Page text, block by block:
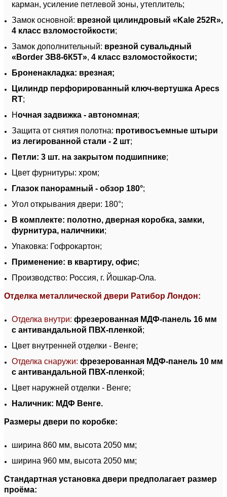
карман, усиление петлевой зоны, утеплитель;
Замок основной: врезной цилиндровый «Kale 252R»,
4 класс взломостойкости;
Замок дополнительный: врезной сувальдный
«Border ЗВ8-6К5Т», 4 класс взломостойкости;
Броненакладка: врезная;
Цилиндр перфорированный ключ-вертушка Apecs
RT;
Ночная задвижка - автономная;
Защита от снятия полотна: противосъемные штыри
из легированной стали - 2 шт;
Петли: 3 шт. на закрытом подшипнике;
Цвет фурнитуры: хром;
Глазок панорамный - обзор 180°;
Угол открывания двери: 180°;
В комплекте: полотно, дверная коробка, замки,
фурнитура, наличники;
Упаковка: Гофрокартон;
Применение: в квартиру, офис;
Производство: Россия, г. Йошкар-Ола.
Отделка металлической двери Ратибор Лондон:
Отделка внутри: фрезерованная МДФ-панель 16 мм
с антивандальной ПВХ-пленкой;
Цвет внутренней отделки - Венге;
Отделка снаружи: фрезерованная МДФ-панель 10 мм
с антивандальной ПВХ-пленкой;
Цвет наружней отделки - Венге;
Наличник: МДФ Венге.
Размеры двери по коробке:
ширина 860 мм, высота 2050 мм;
ширина 960 мм, высота 2050 мм;
Стандартная установка двери предполагает размер
проёма: